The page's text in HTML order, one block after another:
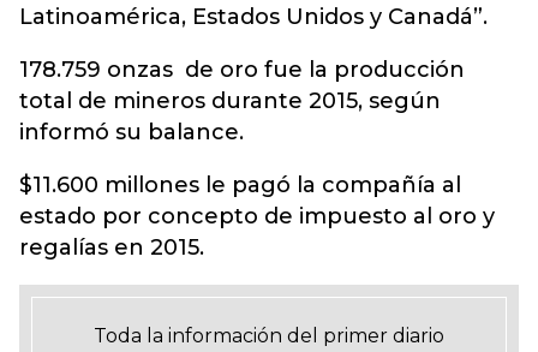
Latinoamérica, Estados Unidos y Canadá”.
178.759 onzas de oro fue la producción
total de mineros durante 2015, según
informó su balance.
$11.600 millones le pagó la compañía al
estado por concepto de impuesto al oro y
regalías en 2015.
Toda la información del primer diario